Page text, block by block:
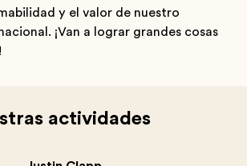
y el valor de nuestro
¡Van a lograr grandes cosas
actividades